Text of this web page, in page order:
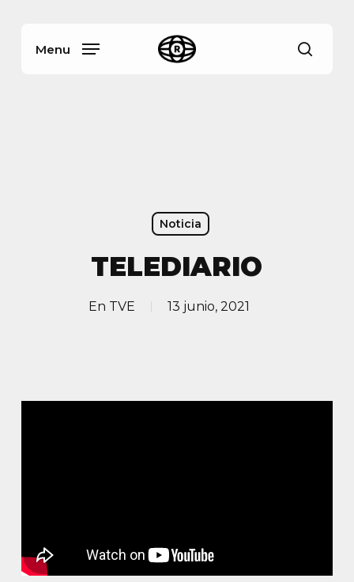
Menu
Noticia
TELEDIARIO
En TVE 13 junio, 2021